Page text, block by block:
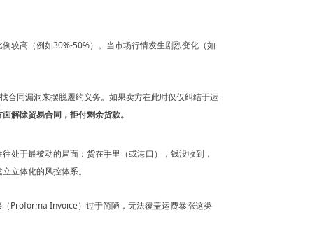
较高（例如30%-50%）。当市场行情发生剧烈变化（如
合同漏洞来摆脱履约义务。如果卖方在此时仅仅纠结于运
解除贸易合同，拒付剩余货款。
处于最被动的局面：货在手里（或港口），钱没收到，
立体化的风控体系。
Proforma Invoice）过于简陋，无法覆盖运费暴涨这类